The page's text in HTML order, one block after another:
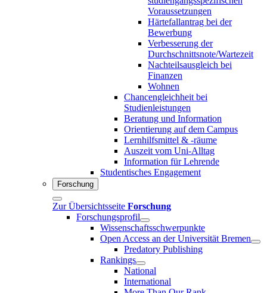
Voraussetzungen
Härtefallantrag bei der
Bewerbung
Verbesserung der
Durchschnittsnote/Wartezeit
Nachteilsausgleich bei
Finanzen
Wohnen
Chancengleichheit bei
Studienleistungen
Beratung und Information
Orientierung auf dem Campus
Lernhilfsmittel & -räume
Auszeit vom Uni-Alltag
Information für Lehrende
Studentisches Engagement
Forschung
Zur Übersichtsseite Forschung
Forschungsprofil
Wissenschaftsschwerpunkte
Open Access an der Universität Bremen
Predatory Publishing
Rankings
National
International